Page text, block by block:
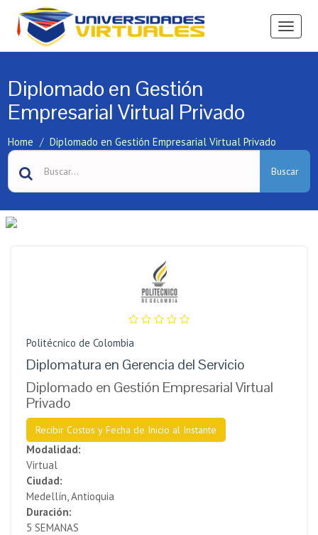
Ver
Diplomado en Gestión
Empresarial Virtual Privado
Home Diplomado en Gestión Empresarial Virtual Privado
Buscar
Politécnico de Colombia
Diplomatura en Gerencia del Servicio
Diplomado en Gestión Empresarial Virtual
Privado
Recibir Costos y Fecha de Inicio al Instante
Modalidad:
Virtual
Ciudad:
Medellín, Antioquia
Duración:
5 SEMANAS